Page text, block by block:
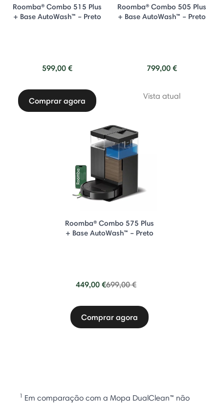
Roomba® Combo 515 Plus
+ Base AutoWash™ – Preto
599,00 €
Comprar agora
Roomba® Combo 505 Plus
+ Base AutoWash™ – Preto
799,00 €
Vista atual
Roomba® Combo 575 Plus
+ Base AutoWash™ – Preto
449,00 €Price reduced from
699,00 €to
Comprar agora
1 Em comparação com a Mopa DualClean™ não